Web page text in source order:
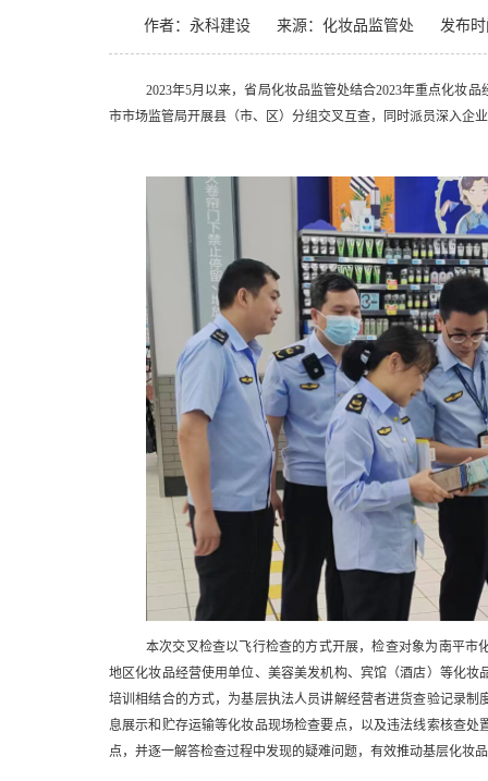
作者：永科建设 来源：化妆品监管处 发布时
2023年5月以来，省局化妆品监管处结合2023年重点化妆
市市场监管局开展县（市、区）分组交叉互查，同时派员深入企
本次交叉检查以飞行检查的方式开展，检查对象为南平市
地区化妆品经营使用单位、美容美发机构、宾馆（酒店）等化妆
培训相结合的方式，为基层执法人员讲解经营者进货查验记录制
息展示和贮存运输等化妆品现场检查要点，以及违法线索核查处
点，并逐一解答检查过程中发现的疑难问题，有效推动基层化妆